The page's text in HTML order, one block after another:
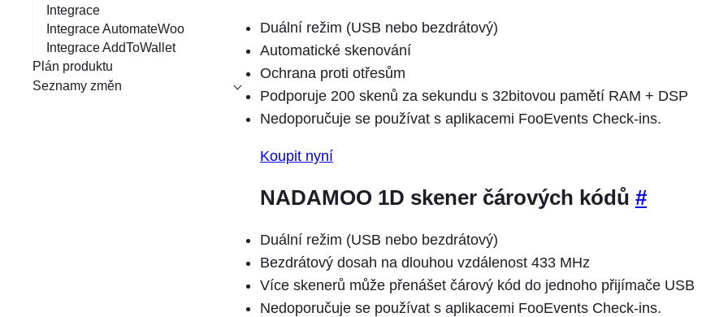
Integrace
Integrace AutomateWoo
Integrace AddToWallet
Plán produktu
Seznamy změn
Duální režim (USB nebo bezdrátový)
Automatické skenování
Ochrana proti otřesům
Podporuje 200 skenů za sekundu s 32bitovou pamětí RAM + DSP
Nedoporučuje se používat s aplikacemi FooEvents Check-ins.
Koupit nyní
NADAMOO 1D skener čárových kódů #
Duální režim (USB nebo bezdrátový)
Bezdrátový dosah na dlouhou vzdálenost 433 MHz
Více skenerů může přenášet čárový kód do jednoho přijímače USB
Nedoporučuje se používat s aplikacemi FooEvents Check-ins.